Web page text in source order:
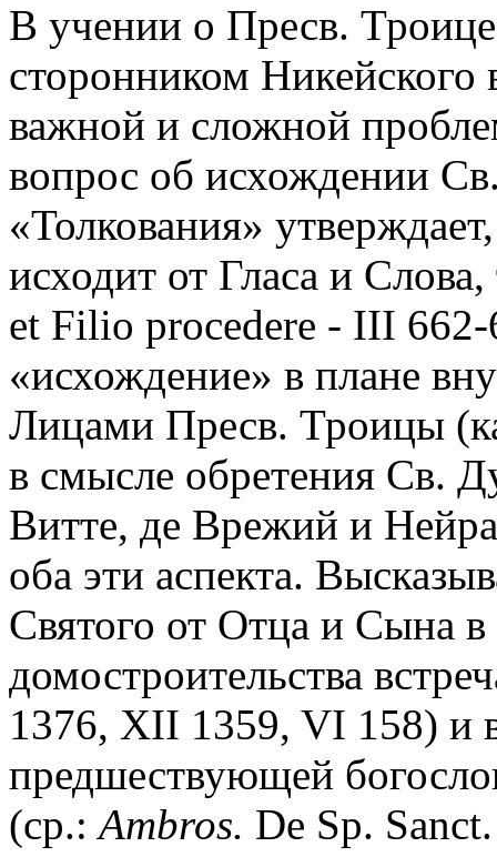
В учении о Пресв.
сторонником Никейского
важной и сложной
вопрос об исхождении
«Толкования»
исходит от Гласа и Слова,
et Filio procedere - III
«исхождение» в плане
Лицами Пресв. Троицы
в смысле обретения Св.
Витте, де Врежий и
оба эти аспекта.
Святого от Отца и Сына
домостроительства
1376, XII 1359, VI 158) и
предшествующей
(ср.:Ambros. De Sp.